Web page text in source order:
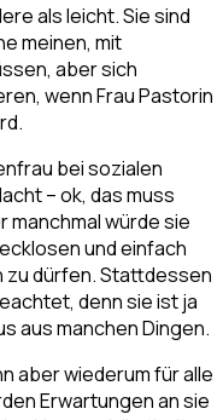
als leicht. Sie sind
meinen, mit
aber sich
wenn Frau Pastorin
bei sozialen
– ok, das muss
manchmal würde sie
und einfach
zu dürfen. Stattdessen
denn sie ist ja
aus manchen Dingen.
aber wiederum für alle
Erwartungen an sie